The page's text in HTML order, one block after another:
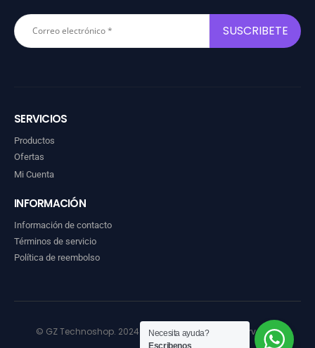
SERVICIOS
Productos
Ofertas
Mi Cuenta
INFORMACIÓN
Información de contacto
Términos de servicio
Política de reembolso
© GZ Technoshop. 2024. Todos los derechos reservados
Necesita ayuda?
Escribenos